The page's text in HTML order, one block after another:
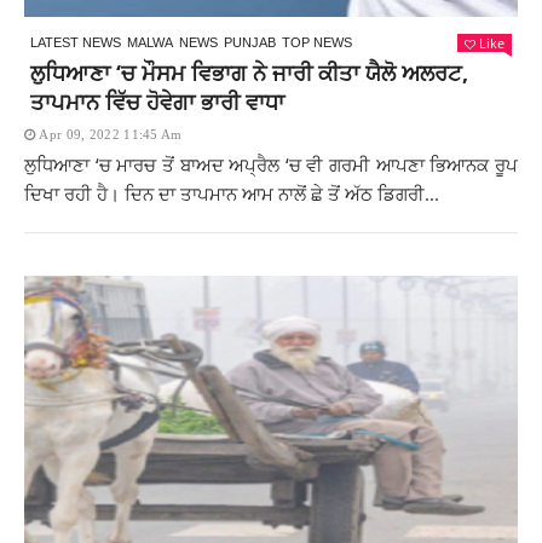
LATEST NEWS MALWA NEWS PUNJAB TOP NEWS Like
ਲੁਧਿਆਣਾ ‘ਚ ਮੌਸਮ ਵਿਭਾਗ ਨੇ ਜਾਰੀ ਕੀਤਾ ਯੈਲੋ ਅਲਰਟ,
ਤਾਪਮਾਨ ਵਿੱਚ ਹੋਵੇਗਾ ਭਾਰੀ ਵਾਧਾ
Apr 09, 2022 11:45 Am
ਲੁਧਿਆਣਾ ‘ਚ ਮਾਰਚ ਤੋਂ ਬਾਅਦ ਅਪ੍ਰੈਲ ‘ਚ ਵੀ ਗਰਮੀ ਆਪਣਾ ਭਿਆਨਕ ਰੂਪ
ਦਿਖਾ ਰਹੀ ਹੈ। ਦਿਨ ਦਾ ਤਾਪਮਾਨ ਆਮ ਨਾਲੋਂ ਛੇ ਤੋਂ ਅੱਠ ਡਿਗਰੀ...